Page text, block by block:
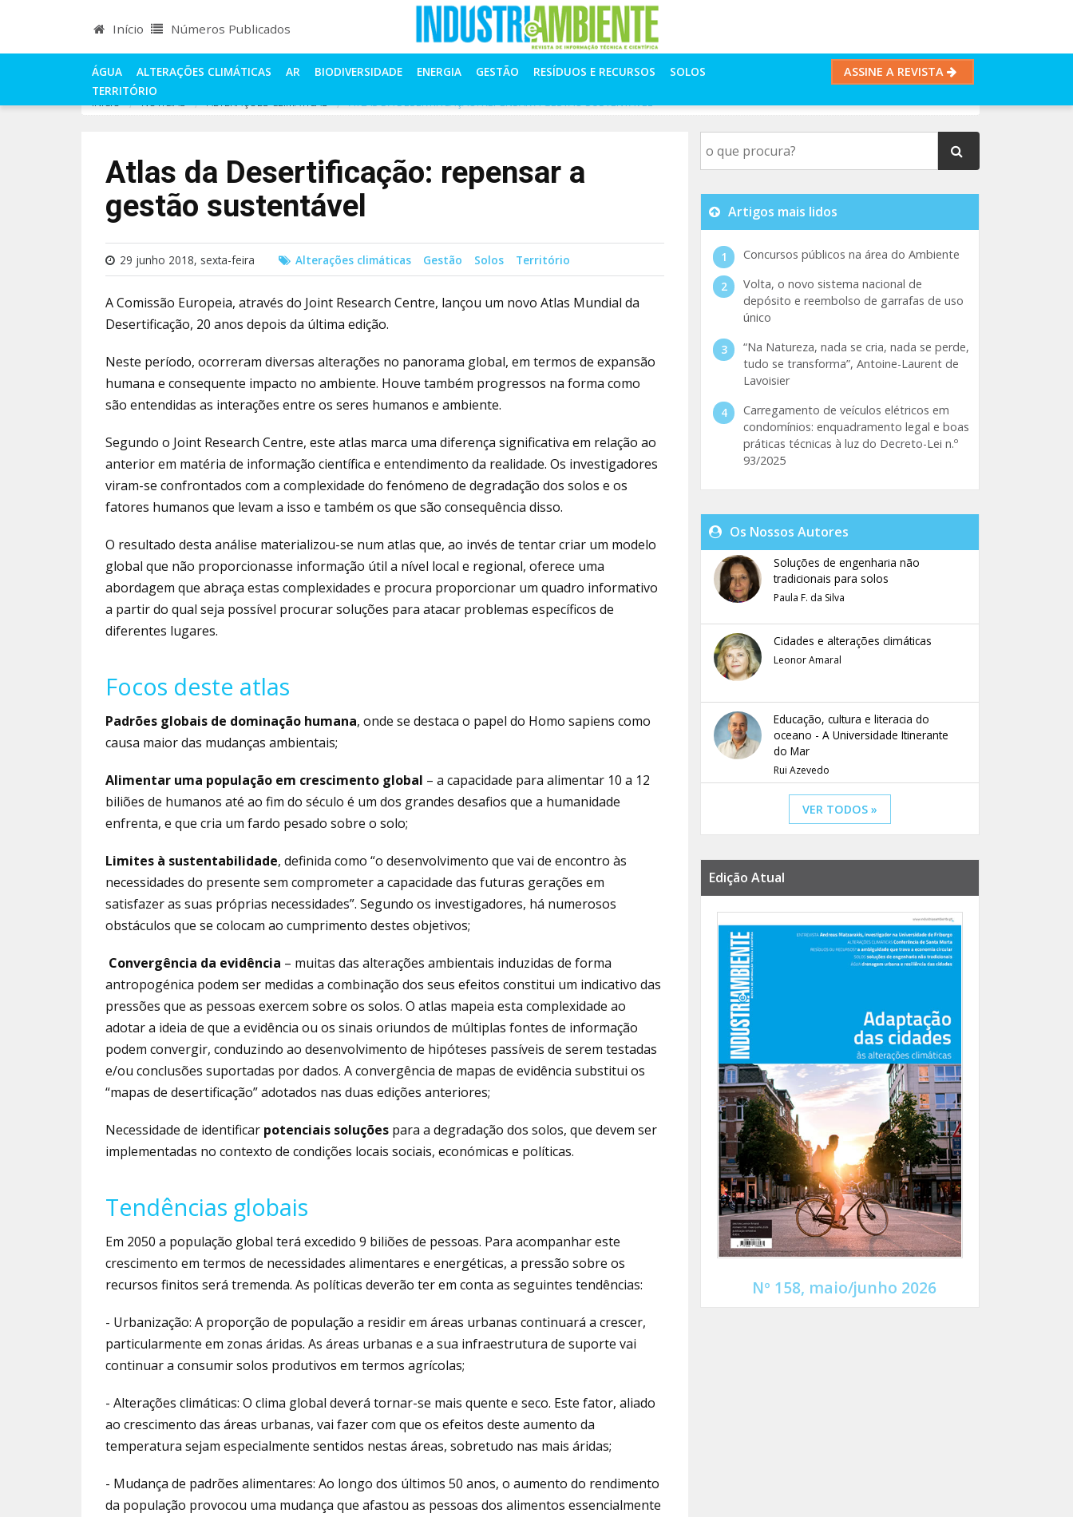
Início Números Publicados
ÁGUA ALTERAÇÕES CLIMÁTICAS AR BIODIVERSIDADE ENERGIA GESTÃO RESÍDUOS E RECURSOS
SOLOS
TERRITÓRIO
ASSINE A REVISTA
INÍCIO NOTÍCIAS ALTERAÇÕES CLIMÁTICAS ATLAS DA DESERTIFICAÇÃO: REPENSAR A GESTÃO SUSTENTÁVEL
Atlas da Desertificação: repensar a
gestão sustentável
29 junho 2018, sexta-feira Alterações climáticas Gestão Solos Território
A Comissão Europeia, através do Joint Research Centre, lançou um novo Atlas Mundial da
Desertificação, 20 anos depois da última edição.
Neste período, ocorreram diversas alterações no panorama global, em termos de expansão
humana e consequente impacto no ambiente. Houve também progressos na forma como
são entendidas as interações entre os seres humanos e ambiente.
Segundo o Joint Research Centre, este atlas marca uma diferença significativa em relação ao
anterior em matéria de informação científica e entendimento da realidade. Os investigadores
viram-se confrontados com a complexidade do fenómeno de degradação dos solos e os
fatores humanos que levam a isso e também os que são consequência disso.
O resultado desta análise materializou-se num atlas que, ao invés de tentar criar um modelo
global que não proporcionasse informação útil a nível local e regional, oferece uma
abordagem que abraça estas complexidades e procura proporcionar um quadro informativo
a partir do qual seja possível procurar soluções para atacar problemas específicos de
diferentes lugares.
Focos deste atlas
Padrões globais de dominação humana, onde se destaca o papel do Homo sapiens como
causa maior das mudanças ambientais;
Alimentar uma população em crescimento global – a capacidade para alimentar 10 a 12
biliões de humanos até ao fim do século é um dos grandes desafios que a humanidade
enfrenta, e que cria um fardo pesado sobre o solo;
Limites à sustentabilidade, definida como “o desenvolvimento que vai de encontro às
necessidades do presente sem comprometer a capacidade das futuras gerações em
satisfazer as suas próprias necessidades”. Segundo os investigadores, há numerosos
obstáculos que se colocam ao cumprimento destes objetivos;
Convergência da evidência – muitas das alterações ambientais induzidas de forma
antropogénica podem ser medidas a combinação dos seus efeitos constitui um indicativo das
pressões que as pessoas exercem sobre os solos. O atlas mapeia esta complexidade ao
adotar a ideia de que a evidência ou os sinais oriundos de múltiplas fontes de informação
podem convergir, conduzindo ao desenvolvimento de hipóteses passíveis de serem testadas
e/ou conclusões suportadas por dados. A convergência de mapas de evidência substitui os
“mapas de desertificação” adotados nas duas edições anteriores;
Necessidade de identificar potenciais soluções para a degradação dos solos, que devem ser
implementadas no contexto de condições locais sociais, económicas e políticas.
Tendências globais
Em 2050 a população global terá excedido 9 biliões de pessoas. Para acompanhar este
crescimento em termos de necessidades alimentares e energéticas, a pressão sobre os
recursos finitos será tremenda. As políticas deverão ter em conta as seguintes tendências:
- Urbanização: A proporção de população a residir em áreas urbanas continuará a crescer,
particularmente em zonas áridas. As áreas urbanas e a sua infraestrutura de suporte vai
continuar a consumir solos produtivos em termos agrícolas;
- Alterações climáticas: O clima global deverá tornar-se mais quente e seco. Este fator, aliado
ao crescimento das áreas urbanas, vai fazer com que os efeitos deste aumento da
temperatura sejam especialmente sentidos nestas áreas, sobretudo nas mais áridas;
- Mudança de padrões alimentares: Ao longo dos últimos 50 anos, o aumento do rendimento
da população provocou uma mudança que afastou as pessoas dos alimentos essencialmente
Artigos mais lidos
Concursos públicos na área do Ambiente
Volta, o novo sistema nacional de
depósito e reembolso de garrafas de uso
único
“Na Natureza, nada se cria, nada se perde,
tudo se transforma”, Antoine-Laurent de
Lavoisier
Carregamento de veículos elétricos em
condomínios: enquadramento legal e boas
práticas técnicas à luz do Decreto-Lei n.º
93/2025
Os Nossos Autores
Soluções de engenharia não
tradicionais para solos
Paula F. da Silva
Cidades e alterações climáticas
Leonor Amaral
Educação, cultura e literacia do
oceano - A Universidade Itinerante
do Mar
Rui Azevedo
VER TODOS »
Edição Atual
Nº 158, maio/junho 2026